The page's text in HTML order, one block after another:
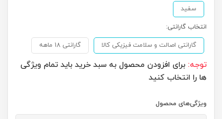
سفید
انتخاب گارانتی:
گارانتی اصالت و سلامت فیزیکی کالا گارانتی 18 ماهه
توجه: برای افزودن محصول به سبد خرید باید تمام ویژگی
ها را انتخاب کنید
ویژگی‌های محصول